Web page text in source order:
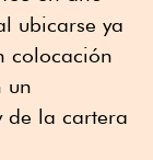
ubicarse ya
colocación
un
de la cartera